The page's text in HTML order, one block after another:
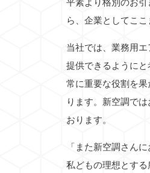
平素より格別のお
ら、企業としてこ
当社では、業務用
提供できるように
常に重要な役割を
ります。新空調で
おります。
「また新空調さん
私どもの理想とす